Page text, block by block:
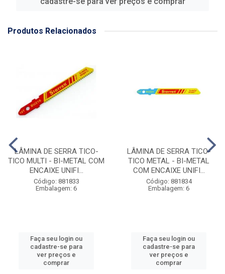
Produtos Relacionados
LÂMINA DE SERRA TICO-
TICO MULTI - BI-METAL COM
ENCAIXE UNIFI...
Código: 881833
Embalagem: 6
Faça seu login ou
cadastre-se para
ver preços e
comprar
LÂMINA DE SERRA TICO-
TICO METAL - BI-METAL
COM ENCAIXE UNIFI...
Código: 881834
Embalagem: 6
Faça seu login ou
cadastre-se para
ver preços e
comprar